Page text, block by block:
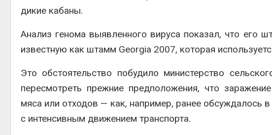
дикие кабаны.
Анализ генома выявленного вируса показал, что его
известную как штамм Georgia 2007, которая
Это обстоятельство побудило министерство
пересмотреть прежние предположения, что
мяса или отходов — как, например, ранее обсуждалось
с интенсивным движением транспорта.